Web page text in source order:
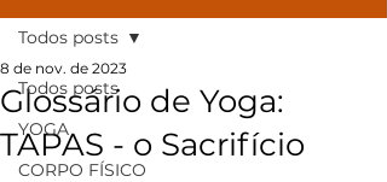
Todos posts
YOGA
CORPO FÍSICO
Todos posts
Glossário de Yoga:
TAPAS - o Sacrifício
8 de nov. de 2023